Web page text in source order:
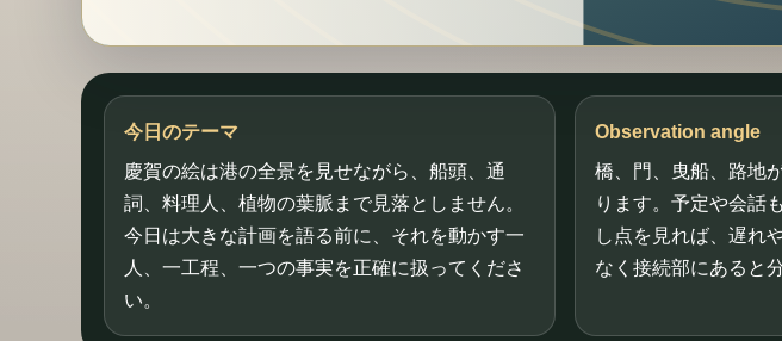
今日のテーマ
慶賀の絵は港の全景を見せながら、船頭、通
詞、料理人、植物の葉脈まで見落としません。
今日は大きな計画を語る前に、それを動かす一
人、一工程、一つの事実を正確に扱ってくださ
い。
Observation angle
橋、門、曳船、路地
ります。予定や会話
し点を見れば、遅れ
なく接続部にあると